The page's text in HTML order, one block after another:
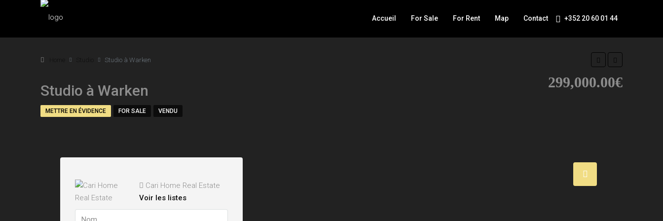
Accueil For Sale For Rent Map Contact +352 20 60 01 44
Studio à Warken
Studio à Warken 299,000.00€
METTRE EN ÉVIDENCE FOR SALE VENDU
Cari Home Real Estate
Voir les listes